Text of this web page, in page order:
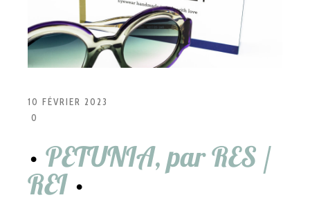
10 FÉVRIER 2023
0
PETUNIA, par RES /
REI